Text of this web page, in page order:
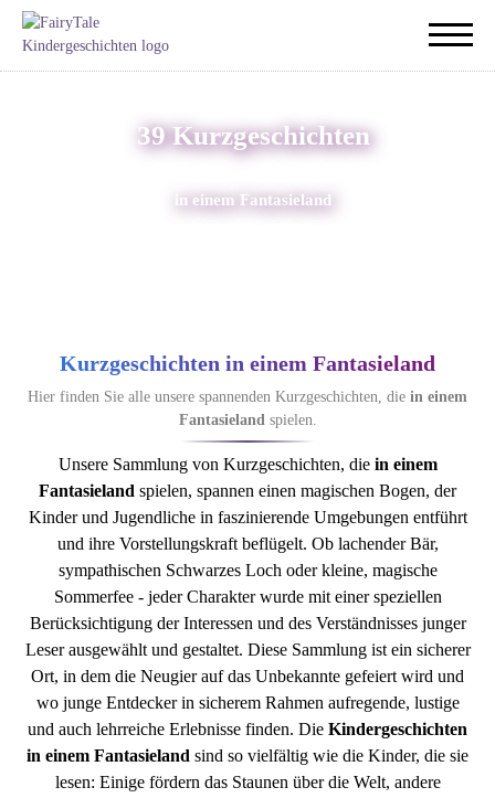
39 Kurzgeschichten
in einem Fantasieland
Kurzgeschichten in einem Fantasieland
Hier finden Sie alle unsere spannenden Kurzgeschichten, die in einem
Fantasielandspielen.
Unsere Sammlung von Kurzgeschichten, die in einem
Fantasieland spielen, spannen einen magischen Bogen, der
Kinder und Jugendliche in faszinierende Umgebungen entführt
und ihre Vorstellungskraft beflügelt. Ob lachender Bär,
sympathischen Schwarzes Loch oder kleine, magische
Sommerfee - jeder Charakter wurde mit einer speziellen
Berücksichtigung der Interessen und des Verständnisses junger
Leser ausgewählt und gestaltet. Diese Sammlung ist ein sicherer
Ort, in dem die Neugier auf das Unbekannte gefeiert wird und
wo junge Entdecker in sicherem Rahmen aufregende, lustige
und auch lehrreiche Erlebnisse finden. Die Kindergeschichten
in einem Fantasieland sind so vielfältig wie die Kinder, die sie
lesen: Einige fördern das Staunen über die Welt, andere